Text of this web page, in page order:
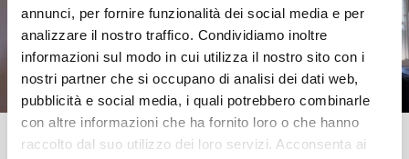
annunci, per fornire funzionalità dei social media e per
analizzare il nostro traffico. Condividiamo inoltre
informazioni sul modo in cui utilizza il nostro sito con i
nostri partner che si occupano di analisi dei dati web,
pubblicità e social media, i quali potrebbero combinarle
con altre informazioni che ha fornito loro o che hanno
raccolto dal suo utilizzo dei loro servizi. Acconsenta ai